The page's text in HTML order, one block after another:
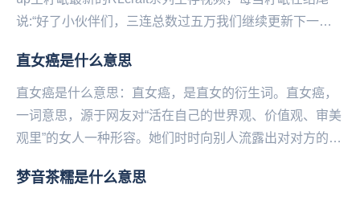
说:“好了小伙伴们，三连总数过五万我们继续更新下一集‌‌‌‌‌‌‌‌”
直女癌是什么意思
直女癌是什么意思：直女癌，是直女的衍生词。直女癌，
一词意思，源于网友对“活在自己的世界观、价值观、审美
观里”的女人一种形容。她们时时向别人流露出对对方的不
梦音茶糯是什么意思